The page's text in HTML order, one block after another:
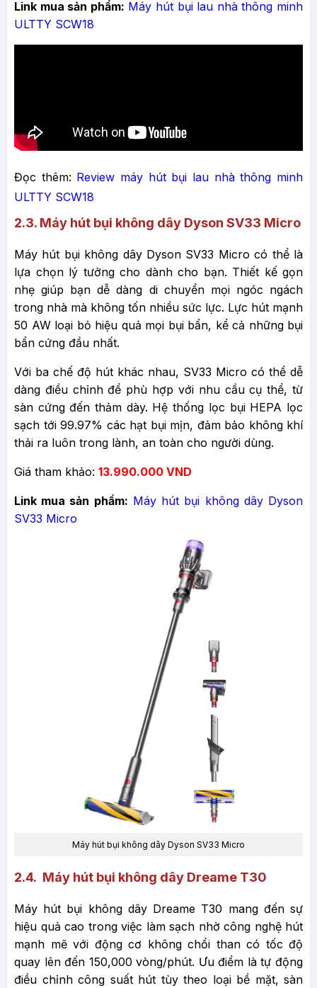
Link mua sản phẩm: Máy hút bụi lau nhà thông minh
ULTTY SCW18
Đọc thêm: Review máy hút bụi lau nhà thông minh
ULTTY SCW18
2.3. Máy hút bụi không dây Dyson SV33 Micro
Máy hút bụi không dây Dyson SV33 Micro có thể là
lựa chọn lý tưởng cho dành cho bạn. Thiết kế gọn
nhẹ giúp bạn dễ dàng di chuyển mọi ngóc ngách
trong nhà mà không tốn nhiều sức lực. Lực hút mạnh
50 AW loại bỏ hiệu quả mọi bụi bẩn, kể cả những bụi
bẩn cứng đầu nhất.
Với ba chế độ hút khác nhau, SV33 Micro có thể dễ
dàng điều chỉnh để phù hợp với nhu cầu cụ thể, từ
sàn cứng đến thảm dày. Hệ thống lọc bụi HEPA lọc
sạch tới 99.97% các hạt bụi mịn, đảm bảo không khí
thải ra luôn trong lành, an toàn cho người dùng.
Giá tham khảo: 13.990.000 VND
Link mua sản phẩm: Máy hút bụi không dây Dyson
SV33 Micro
Máy hút bụi không dây Dyson SV33 Micro
2.4. Máy hút bụi không dây Dreame T30
Máy hút bụi không dây Dreame T30 mang đến sự
hiệu quả cao trong việc làm sạch nhờ công nghệ hút
mạnh mẽ với động cơ không chổi than có tốc độ
quay lên đến 150,000 vòng/phút. Ưu điểm là tự động
điều chỉnh công suất hút tùy theo loại bề mặt, sàn